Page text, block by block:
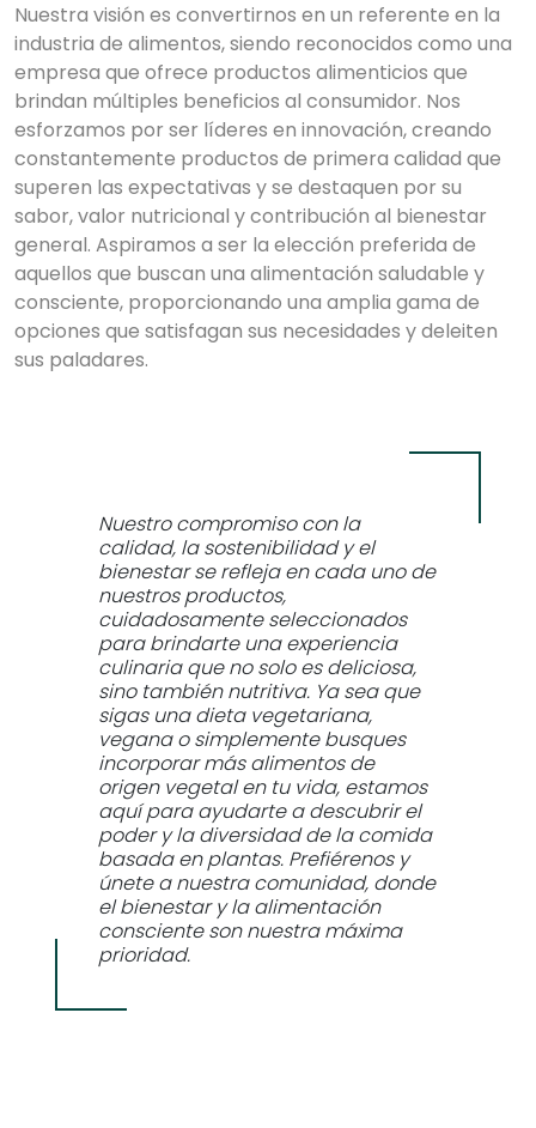
Nuestra visión es convertirnos en un referente en la
industria de alimentos, siendo reconocidos como una
empresa que ofrece productos alimenticios que
brindan múltiples beneficios al consumidor. Nos
esforzamos por ser líderes en innovación, creando
constantemente productos de primera calidad que
superen las expectativas y se destaquen por su
sabor, valor nutricional y contribución al bienestar
general. Aspiramos a ser la elección preferida de
aquellos que buscan una alimentación saludable y
consciente, proporcionando una amplia gama de
opciones que satisfagan sus necesidades y deleiten
sus paladares.
Nuestro compromiso con la
calidad, la sostenibilidad y el
bienestar se refleja en cada uno de
nuestros productos,
cuidadosamente seleccionados
para brindarte una experiencia
culinaria que no solo es deliciosa,
sino también nutritiva. Ya sea que
sigas una dieta vegetariana,
vegana o simplemente busques
incorporar más alimentos de
origen vegetal en tu vida, estamos
aquí para ayudarte a descubrir el
poder y la diversidad de la comida
basada en plantas. Prefiérenos y
únete a nuestra comunidad, donde
el bienestar y la alimentación
consciente son nuestra máxima
prioridad.